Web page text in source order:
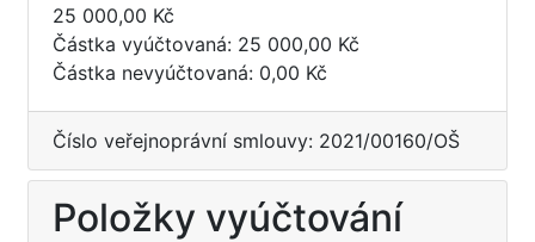
25 000,00 Kč
Částka vyúčtovaná: 25 000,00 Kč
Částka nevyúčtovaná: 0,00 Kč
Číslo veřejnoprávní smlouvy: 2021/00160/OŠ
Položky vyúčtování